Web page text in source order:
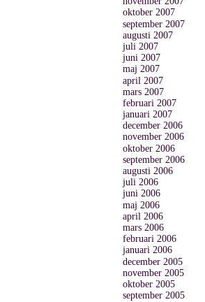
oktober 2007
september 2007
augusti 2007
juli 2007
juni 2007
maj 2007
april 2007
mars 2007
februari 2007
januari 2007
december 2006
november 2006
oktober 2006
september 2006
augusti 2006
juli 2006
juni 2006
maj 2006
april 2006
mars 2006
februari 2006
januari 2006
december 2005
november 2005
oktober 2005
september 2005